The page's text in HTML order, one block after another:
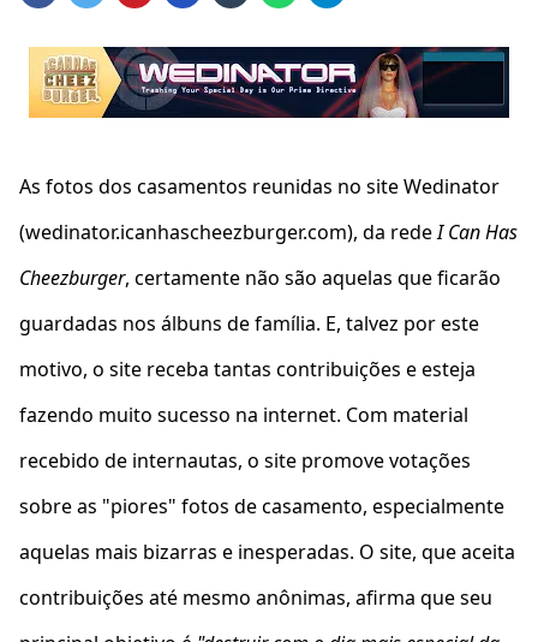
As fotos dos casamentos reunidas no site Wedinator
(wedinator.icanhascheezburger.com), da redeI Can Has
Cheezburger, certamente não são aquelas que ficarão
guardadas nos álbuns de família. E, talvez por este
motivo, o site receba tantas contribuições e esteja
fazendo muito sucesso na internet. Com material
recebido de internautas, o site promove votações
sobre as "piores" fotos de casamento, especialmente
aquelas mais bizarras e inesperadas. O site, que aceita
contribuições até mesmo anônimas, afirma que seu